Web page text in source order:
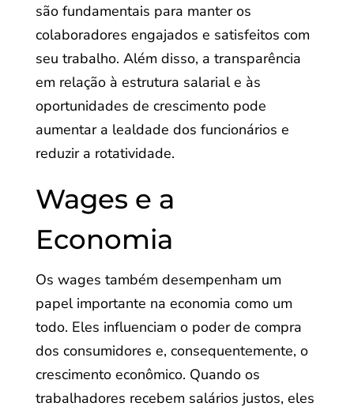
são fundamentais para manter os
colaboradores engajados e satisfeitos com
seu trabalho. Além disso, a transparência
em relação à estrutura salarial e às
oportunidades de crescimento pode
aumentar a lealdade dos funcionários e
reduzir a rotatividade.
Wages e a
Economia
Os wages também desempenham um
papel importante na economia como um
todo. Eles influenciam o poder de compra
dos consumidores e, consequentemente, o
crescimento econômico. Quando os
trabalhadores recebem salários justos, eles